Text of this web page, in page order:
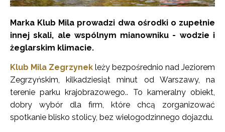
Marka Klub Mila prowadzi dwa ośrodki o zupełnie
innej skali, ale wspólnym mianowniku - wodzie i
żeglarskim klimacie.
Klub Mila Zegrzynek leży bezpośrednio nad Jeziorem
Zegrzyńskim, kilkadziesiąt minut od Warszawy, na
terenie parku krajobrazowego.. To kameralny obiekt,
dobry wybór dla firm, które chcą zorganizować
spotkanie blisko stolicy, bez wielogodzinnego dojazdu.